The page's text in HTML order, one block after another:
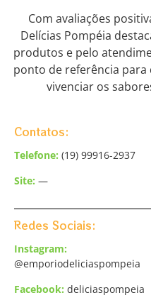
Com avaliações
Delícias Pompéia
produtos e pelo
ponto de referência para
vivenciar os
Contatos:
Telefone: (19) 99916-2937
Site: —
Redes Sociais:
Instagram:
@emporiodeliciaspompeia
Facebook: deliciaspompeia